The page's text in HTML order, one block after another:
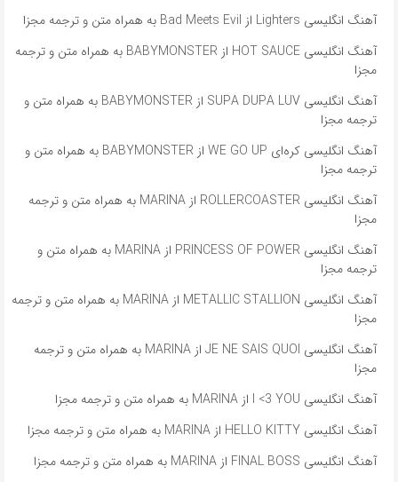
آهنگ انگلیسی Lighters از Bad Meets Evil به همراه متن و ترجمه مجزا
آهنگ انگلیسی HOT SAUCE از BABYMONSTER به همراه متن و ترجمه
مجزا
آهنگ انگلیسی SUPA DUPA LUV از BABYMONSTER به همراه متن و
ترجمه مجزا
آهنگ انگلیسی کره‌ای WE GO UP از BABYMONSTER به همراه متن و
ترجمه مجزا
آهنگ انگلیسی ROLLERCOASTER از MARINA به همراه متن و ترجمه
مجزا
آهنگ انگلیسی PRINCESS OF POWER از MARINA به همراه متن و
ترجمه مجزا
آهنگ انگلیسی METALLIC STALLION از MARINA به همراه متن و ترجمه
مجزا
آهنگ انگلیسی JE NE SAIS QUOI از MARINA به همراه متن و ترجمه
مجزا
آهنگ انگلیسی I <3 YOU از MARINA به همراه متن و ترجمه مجزا
آهنگ انگلیسی HELLO KITTY از MARINA به همراه متن و ترجمه مجزا
آهنگ انگلیسی FINAL BOSS از MARINA به همراه متن و ترجمه مجزا